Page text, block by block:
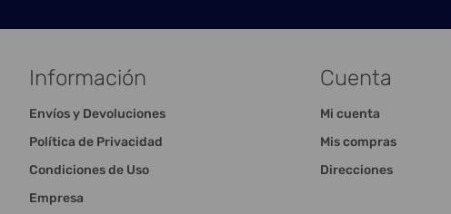
Información
Envíos y Devoluciones
Política de Privacidad
Condiciones de Uso
Empresa
Cuenta
Mi cuenta
Mis compras
Direcciones